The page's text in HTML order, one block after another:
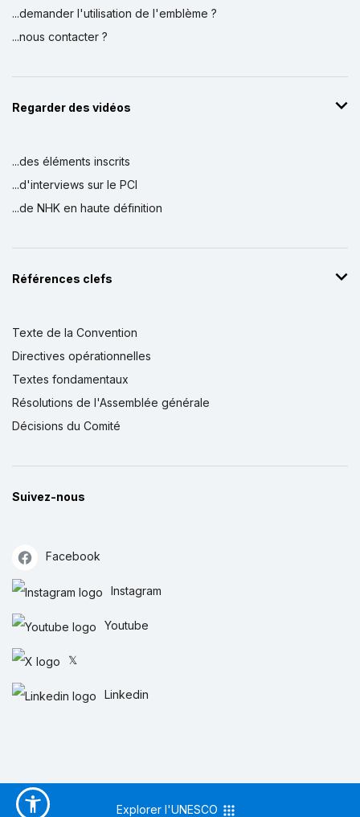
...demander l'utilisation de l'emblème ?
...nous contacter ?
Regarder des vidéos
...des éléments inscrits
...d'interviews sur le PCI
...de NHK en haute définition
Références clefs
Texte de la Convention
Directives opérationnelles
Textes fondamentaux
Résolutions de l'Assemblée générale
Décisions du Comité
Suivez-nous
Facebook
Instagram
Youtube
𝕏
Linkedin
Explorer l'UNESCO